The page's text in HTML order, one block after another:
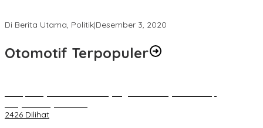
Di Berita Utama, Politik|Desember 3, 2020
Otomotif Terpopuler
2426 Dilihat